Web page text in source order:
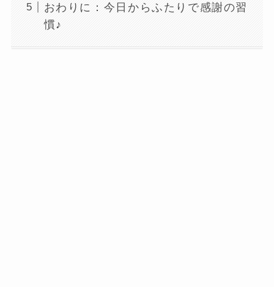
おわりに：今日からふたりで感謝の習
慣♪